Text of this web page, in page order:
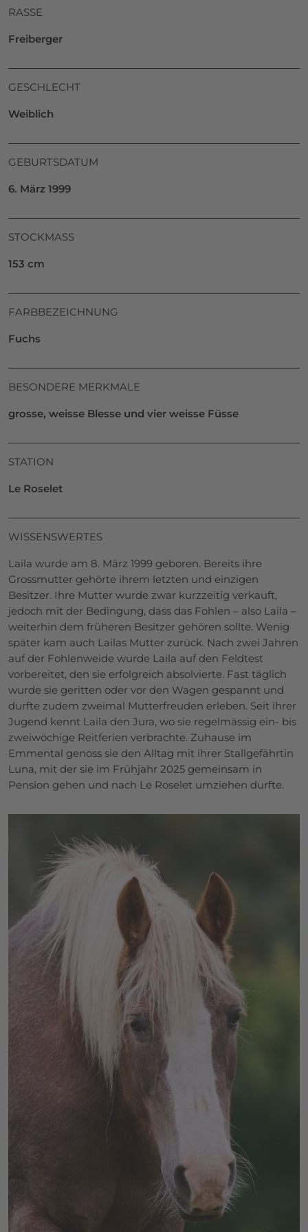
RASSE
Freiberger
GESCHLECHT
Weiblich
GEBURTSDATUM
6. März 1999
STOCKMASS
153 cm
FARBBEZEICHNUNG
Fuchs
BESONDERE MERKMALE
grosse, weisse Blesse und vier weisse Füsse
STATION
Le Roselet
WISSENSWERTES
Laila wurde am 8. März 1999 geboren. Bereits ihre
Grossmutter gehörte ihrem letzten und einzigen
Besitzer. Ihre Mutter wurde zwar kurzzeitig verkauft,
jedoch mit der Bedingung, dass das Fohlen – also Laila –
weiterhin dem früheren Besitzer gehören sollte. Wenig
später kam auch Lailas Mutter zurück. Nach zwei Jahren
auf der Fohlenweide wurde Laila auf den Feldtest
vorbereitet, den sie erfolgreich absolvierte. Fast täglich
wurde sie geritten oder vor den Wagen gespannt und
durfte zudem zweimal Mutterfreuden erleben. Seit ihrer
Jugend kennt Laila den Jura, wo sie regelmässig ein- bis
zweiwöchige Reitferien verbrachte. Zuhause im
Emmental genoss sie den Alltag mit ihrer Stallgefährtin
Luna, mit der sie im Frühjahr 2025 gemeinsam in
Pension gehen und nach Le Roselet umziehen durfte.